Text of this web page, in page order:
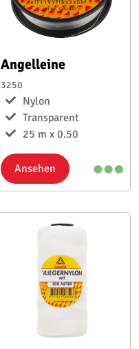
Angelleine
3250
Nylon
Transparent
25 m x 0.50
Ansehen